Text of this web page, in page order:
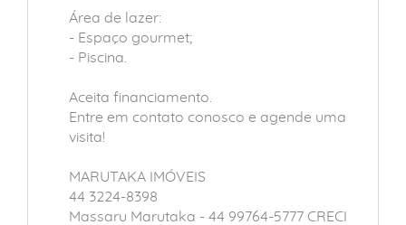
Área de lazer:
- Espaço gourmet;
- Piscina.
Aceita financiamento.
Entre em contato conosco e agende uma
visita!
MARUTAKA IMÓVEIS
44 3224-8398
Massaru Marutaka - 44 99764-5777 CRECI